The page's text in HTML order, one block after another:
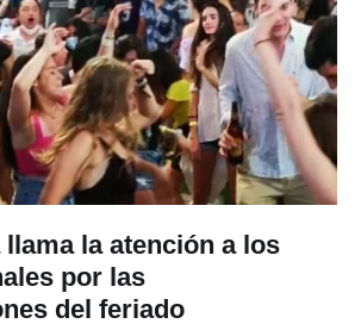
llama la atención a los
por las
del feriado